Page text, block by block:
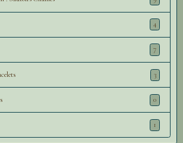
4
7
3
0
1